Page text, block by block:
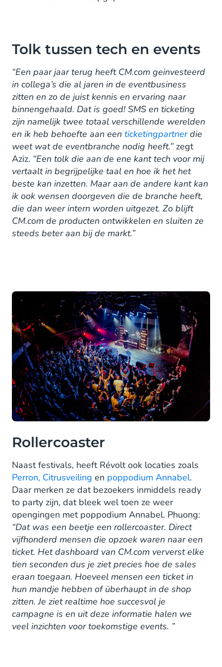
Tolk tussen tech en events
“Een paar jaar terug heeft CM.com geinvesteerd
in collega’s die al jaren in de eventbusiness
zitten en zo de juist kennis en ervaring naar
binnengehaald. Dat is goed! SMS en ticketing
zijn namelijk twee totaal verschillende werelden
en ik heb behoefte aan een ticketingpartnerdie
weet wat de eventbranche nodig heeft.” zegt
Aziz. “Een tolk die aan de ene kant tech voor mij
vertaalt in begrijpelijke taal en hoe ik het het
beste kan inzetten. Maar aan de andere kant kan
ik ook wensen doorgeven die de branche heeft,
die dan weer intern worden uitgezet. Zo blijft
CM.com de producten ontwikkelen en sluiten ze
steeds beter aan bij de markt.”
Rollercoaster
Naast festivals, heeft Révolt ook locaties zoals
Perron, Citrusveiling en poppodium Annabel.
Daar merken ze dat bezoekers inmiddels ready
to party zijn, dat bleek wel toen ze weer
opengingen met poppodium Annabel. Phuong:
“Dat was een beetje een rollercoaster. Direct
vijfhonderd mensen die opzoek waren naar een
ticket. Het dashboard van CM.com ververst elke
tien seconden dus je ziet precies hoe de sales
eraan toegaan. Hoeveel mensen een ticket in
hun mandje hebben of überhaupt in de shop
zitten. Je ziet realtime hoe succesvol je
campagne is en uit deze informatie halen we
veel inzichten voor toekomstige events. ”